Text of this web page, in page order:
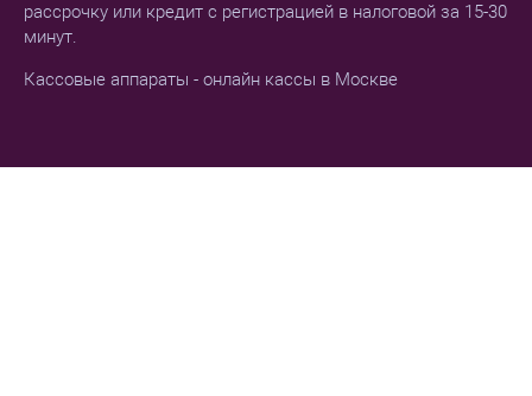
рассрочку или кредит с регистрацией в налоговой за 15-30
минут.
Кассовые аппараты - онлайн кассы в Москве